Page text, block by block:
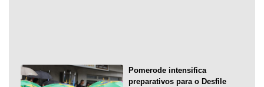
Pomerode intensifica
preparativos para o Desfile